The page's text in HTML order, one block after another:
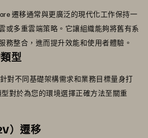
遷移通常與更廣泛的現代化工作保持一
或多重雲端策略。它讓組織能夠將舊有系
務整合，進而提升效能和使用者體驗。
型
對不同基礎架構需求和業務目標量身打
對於為您的環境選擇正確方法至關重
）遷移